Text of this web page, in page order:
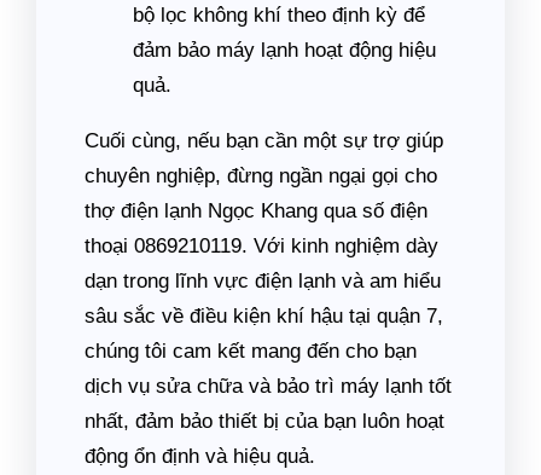
bộ lọc không khí theo định kỳ để
đảm bảo máy lạnh hoạt động hiệu
quả.
Cuối cùng, nếu bạn cần một sự trợ giúp
chuyên nghiệp, đừng ngần ngại gọi cho
thợ điện lạnh Ngọc Khang qua số điện
thoại 0869210119. Với kinh nghiệm dày
dạn trong lĩnh vực điện lạnh và am hiểu
sâu sắc về điều kiện khí hậu tại quận 7,
chúng tôi cam kết mang đến cho bạn
dịch vụ sửa chữa và bảo trì máy lạnh tốt
nhất, đảm bảo thiết bị của bạn luôn hoạt
động ổn định và hiệu quả.